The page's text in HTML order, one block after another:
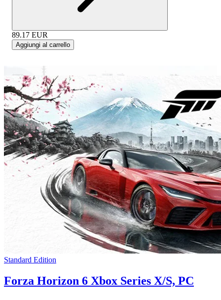
89.17 EUR
Aggiungi al carrello
Standard Edition
Forza Horizon 6 Xbox Series X/S, PC